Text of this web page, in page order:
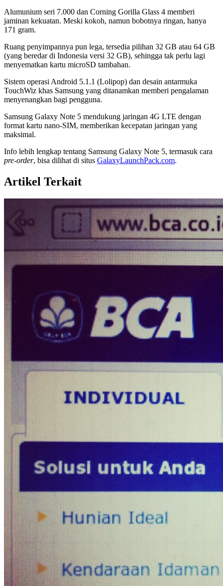
Alumunium seri 7.000 dan Corning Gorilla Glass 4 memberi
jaminan kekuatan. Meski kokoh, namun bobotnya ringan, hanya
171 gram.
Ruang penyimpannya pun lega, tersedia pilihan 32 GB atau 64 GB
(yang beredar di Indonesia versi 32 GB), sehingga tak perlu lagi
menyematkan kartu microSD tambahan.
Sistem operasi Android 5.1.1 (Lolipop) dan desain antarmuka
TouchWiz khas Samsung yang ditanamkan memberi pengalaman
menyenangkan bagi pengguna.
Samsung Galaxy Note 5 mendukung jaringan 4G LTE dengan
format kartu nano-SIM, memberikan kecepatan jaringan yang
maksimal.
Info lebih lengkap tentang Samsung Galaxy Note 5, termasuk cara
pre-order, bisa dilihat di situs GalaxyLaunchPack.com.
Artikel Terkait